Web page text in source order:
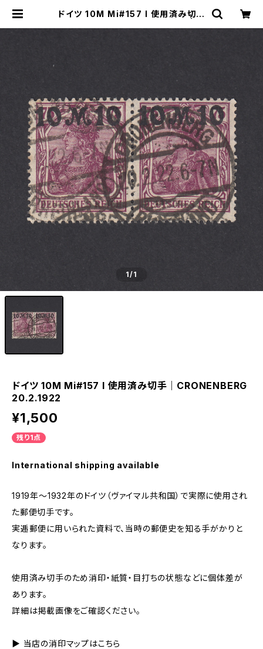
ドイツ 10M Mi#157 I 使用済み切手
1/1
ドイツ 10M Mi#157 I 使用済み切手｜CRONENBERG
20.2.1922
¥1,500
残り1点
International shipping available
1919年～1932年のドイツ（ヴァイマル共和国）で実際に使用され
た郵便切手です。
実逓郵便に用いられた資料で、当時の郵便史を知る手がかりと
なります。
使用済み切手のため消印・紙質・目打ちの状態などに個体差が
あります。
詳細は掲載画像をご確認ください。
▶ 当店の消印マップはこちら